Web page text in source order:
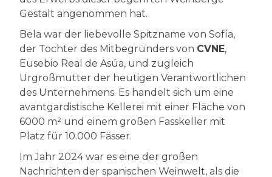
Gestalt angenommen hat.
Bela war der liebevolle Spitzname von Sofía,
der Tochter des Mitbegründers von CVNE,
Eusebio Real de Asúa, und zugleich
Urgroßmutter der heutigen Verantwortlichen
des Unternehmens. Es handelt sich um eine
avantgardistische Kellerei mit einer Fläche von
6000 m² und einem großen Fasskeller mit
Platz für 10.000 Fässer.
Im Jahr 2024 war es eine der großen
Nachrichten der spanischen Weinwelt, als die